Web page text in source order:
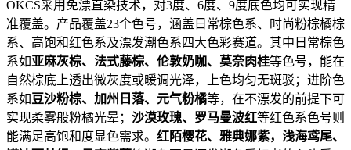
OKCS采用免漂直染技术，对3度、6度、9度底色均可实现精
准覆盖。产品覆盖23个色号，涵盖日常棕色系、时尚粉棕橘棕
系、高饱和红色系及漂发潮色系四大色彩赛道。其中日常棕色
系如亚麻灰棕、法式藤棕、伦敦奶咖、莫奈肉桂等色号，能在
自然棕底上透出微灰度或暖调光泽，上色均匀无斑驳；进阶色
系如 豆沙粉棕、加州日落、元气粉橘等，在不漂发的前提下可
实现柔雾般粉橘光晕； 沙漠玫瑰、罗马曼波红等红色系色号则
能满足高饱和度显色需求。 红陌樱花、雅典娜紫，浅海鸢尾、